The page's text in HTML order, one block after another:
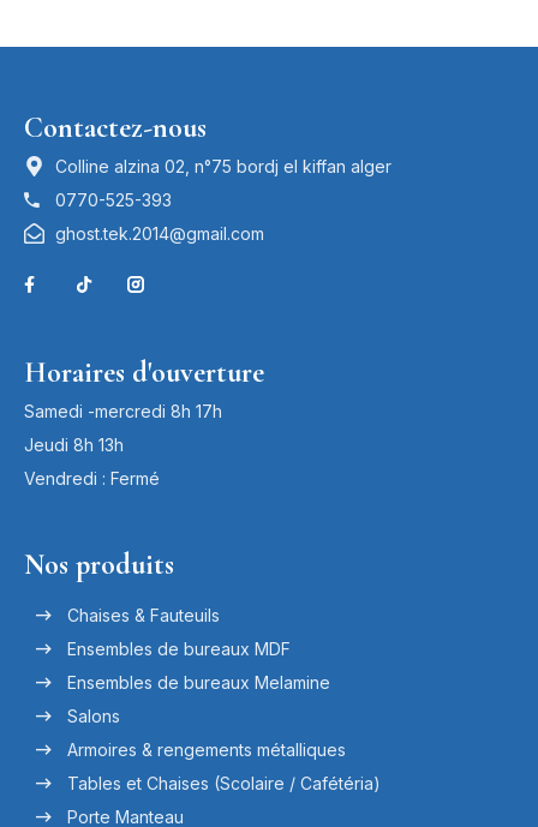
Contactez-nous
Colline alzina 02, n°75 bordj el kiffan alger
0770-525-393
ghost.tek.2014@gmail.com
Horaires d'ouverture
Samedi -mercredi 8h 17h
Jeudi 8h 13h
Vendredi : Fermé
Nos produits
Chaises & Fauteuils
Ensembles de bureaux MDF
Ensembles de bureaux Melamine
Salons
Armoires & rengements métalliques
Tables et Chaises (Scolaire / Cafétéria)
Porte Manteau